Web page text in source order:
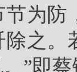
为防
之
”即